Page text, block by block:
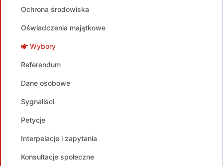
Ochrona środowiska
Oświadczenia majątkowe
Wybory
Referendum
Dane osobowe
Sygnaliści
Petycje
Interpelacje i zapytania
Konsultacje społeczne